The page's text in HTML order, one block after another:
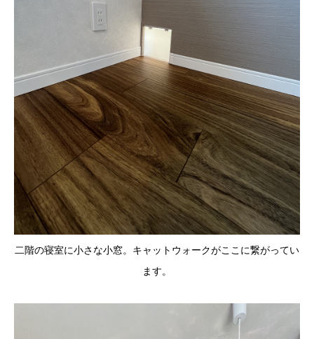
二階の寝室に小さな小窓。キャットウォークがここに繋がってい
ます。